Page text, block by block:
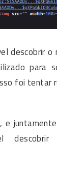
descobrir o
para
foi tentar
e